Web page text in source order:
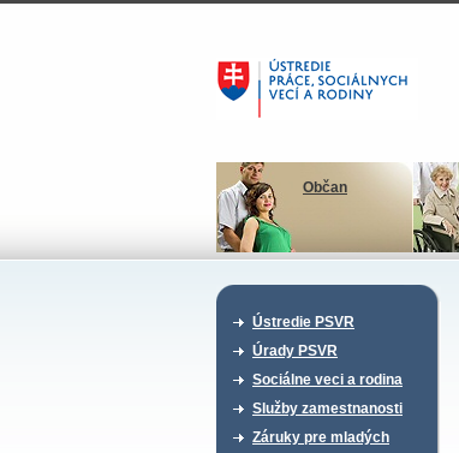
Občan
Ústredie PSVR
Úrady PSVR
Sociálne veci a rodina
Služby zamestnanosti
Záruky pre mladých